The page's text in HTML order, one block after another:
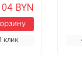
BYN
клик